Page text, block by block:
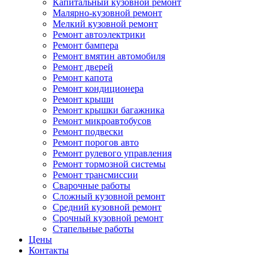
Капитальный кузовной ремонт
Малярно-кузовной ремонт
Мелкий кузовной ремонт
Ремонт автоэлектрики
Ремонт бампера
Ремонт вмятин автомобиля
Ремонт дверей
Ремонт капота
Ремонт кондиционера
Ремонт крыши
Ремонт крышки багажника
Ремонт микроавтобусов
Ремонт подвески
Ремонт порогов авто
Ремонт рулевого управления
Ремонт тормозной системы
Ремонт трансмиссии
Сварочные работы
Сложный кузовной ремонт
Средний кузовной ремонт
Срочный кузовной ремонт
Стапельные работы
Цены
Контакты